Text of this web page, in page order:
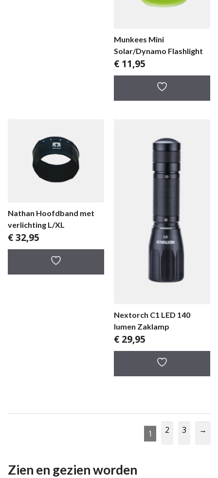
Munkees Mini
Solar/Dynamo Flashlight
€ 11,95
Nathan Hoofdband met
verlichting L/XL
€32,95
Nextorch C1 LED 140
lumen Zaklamp
€ 29,95
1 2 3 →
Zien en gezien worden